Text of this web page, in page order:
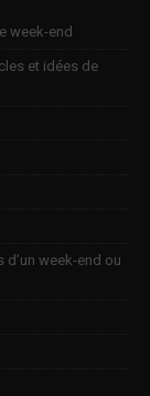
week-end
et idées de
d’un week-end ou